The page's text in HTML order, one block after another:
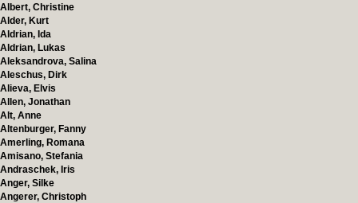
Albert, Christine
Alder, Kurt
Aldrian, Ida
Aldrian, Lukas
Aleksandrova, Salina
Aleschus, Dirk
Alieva, Elvis
Allen, Jonathan
Alt, Anne
Altenburger, Fanny
Amerling, Romana
Amisano, Stefania
Andraschek, Iris
Anger, Silke
Angerer, Christoph